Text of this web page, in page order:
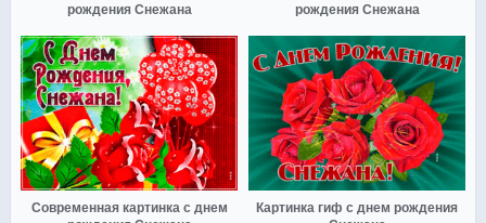
рождения Снежана
рождения Снежана
Современная картинка с днем
Картинка гиф с днем рождения